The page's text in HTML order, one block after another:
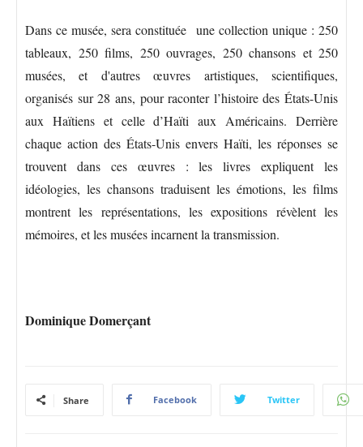
Dans ce musée, sera constituée une collection unique : 250
tableaux, 250 films, 250 ouvrages, 250 chansons et 250
musées, et d'autres œuvres artistiques, scientifiques,
organisés sur 28 ans, pour raconter l’histoire des États-Unis
aux Haïtiens et celle d’Haïti aux Américains. Derrière
chaque action des États-Unis envers Haïti, les réponses se
trouvent dans ces œuvres : les livres expliquent les
idéologies, les chansons traduisent les émotions, les films
montrent les représentations, les expositions révèlent les
mémoires, et les musées incarnent la transmission.
Dominique Domerçant
Share Facebook Twitter